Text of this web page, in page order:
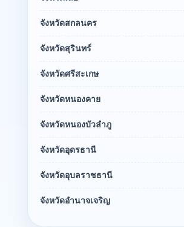
จังหวัดสกลนคร
จังหวัดสุรินทร์
จังหวัดศรีสะเกษ
จังหวัดหนองคาย
จังหวัดหนองบัวลำภู
จังหวัดอุดรธานี
จังหวัดอุบลราชธานี
จังหวัดอำนาจเจริญ